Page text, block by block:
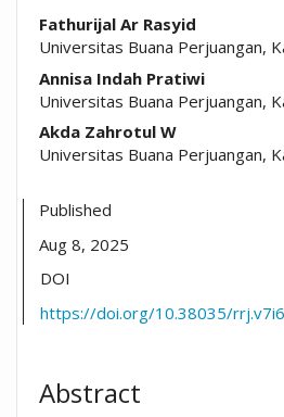
Fathurijal Ar Rasyid
Universitas Buana Perjuangan,
Annisa Indah Pratiwi
Universitas Buana Perjuangan,
Akda Zahrotul W
Universitas Buana Perjuangan,
Published
Aug 8, 2025
DOI
https://doi.org/10.38035/
Abstract